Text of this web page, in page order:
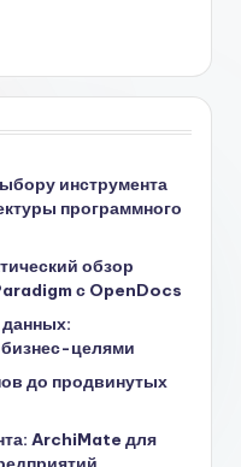
инструмента
программного
обзор
с OpenDocs
целями
до продвинутых
ArchiMate для